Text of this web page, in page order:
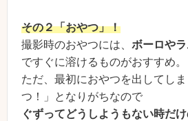
その２「おやつ」！
撮影時のおやつには、 ボーロや
ですぐに溶けるものがおすすめ。
ただ、最初におやつを出してし
つ！」となりがちなので
ぐずってどうしようもない時だけ